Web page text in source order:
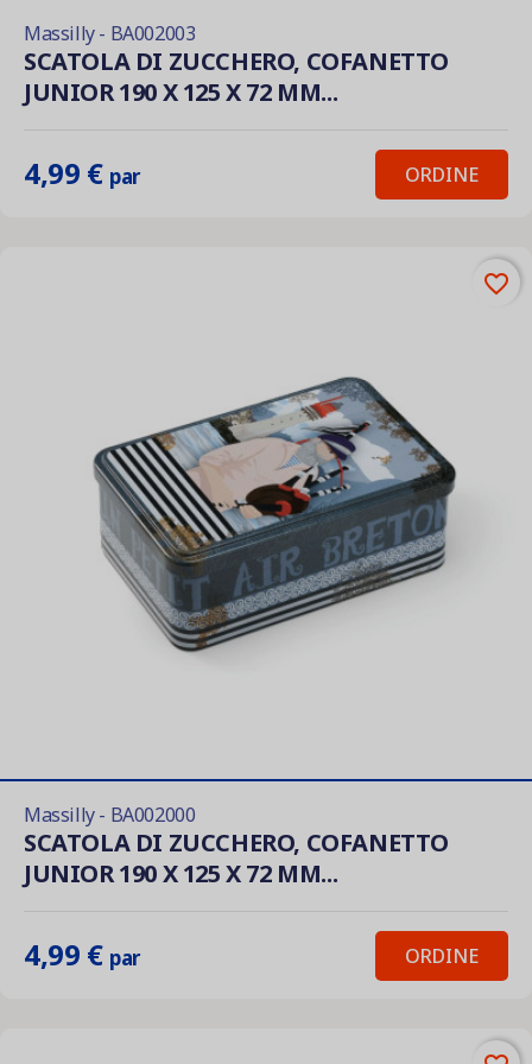
Massilly - BA002003
SCATOLA DI ZUCCHERO, COFANETTO
JUNIOR 190 X 125 X 72 MM...
4,99 € par ORDINE
Massilly - BA002000
SCATOLA DI ZUCCHERO, COFANETTO
JUNIOR 190 X 125 X 72 MM...
4,99 € par ORDINE
favorite_border